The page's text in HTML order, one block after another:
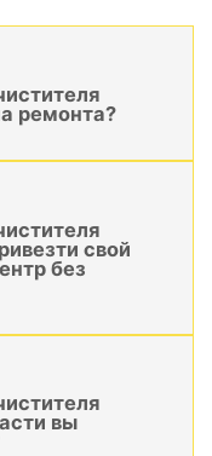
ремонта?
свой
без
вы